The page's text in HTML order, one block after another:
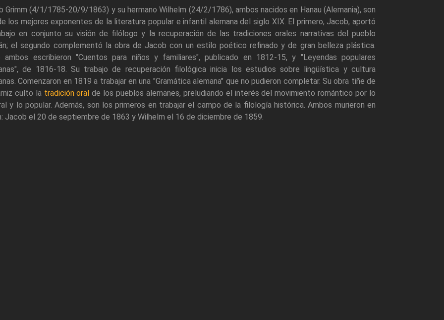
Grimm (4/1/1785-20/9/1863) y su hermano Wilhelm (24/2/1786), ambos nacidos en Hanau (Alemania), son
los mejores exponentes de la literatura popular e infantil alemana del siglo XIX. El primero, Jacob, aportó
en conjunto su visión de filólogo y la recuperación de las tradiciones orales narrativas del pueblo
el segundo complementó la obra de Jacob con un estilo poético refinado y de gran belleza plástica.
ambos escribieron "Cuentos para niños y familiares", publicado en 1812-15, y "Leyendas populares
de 1816-18. Su trabajo de recuperación filológica inicia los estudios sobre lingüística y cultura
Comenzaron en 1819 a trabajar en una "Gramática alemana" que no pudieron completar. Su obra tiñe de
culto la tradición oral de los pueblos alemanes, preludiando el interés del movimiento romántico por lo
y lo popular. Además, son los primeros en trabajar el campo de la filología histórica. Ambos murieron en
Jacob el 20 de septiembre de 1863 y Wilhelm el 16 de diciembre de 1859.